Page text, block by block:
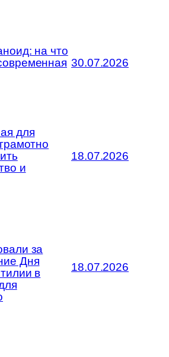
на что
30.07.2026
для
и
18.07.2026
за
Дня
в
18.07.2026